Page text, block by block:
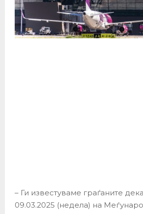
– Ги известуваме граѓаните
09.03.2025 (недела) на